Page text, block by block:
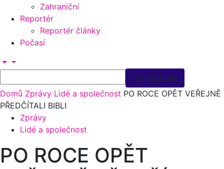
Zahraniční
Reportér
Reportér články
Počasí
Domů Zprávy Lidé a společnost PO ROCE OPĚT VEŘEJNĚ
PŘEDČÍTALI BIBLI
Zprávy
Lidé a společnost
PO ROCE OPĚT